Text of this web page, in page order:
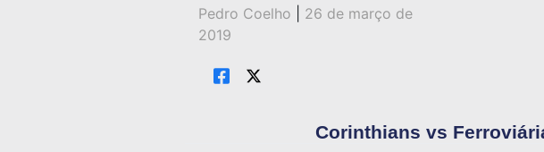
Pedro Coelho
26 de março de
2019
Corinthians vs